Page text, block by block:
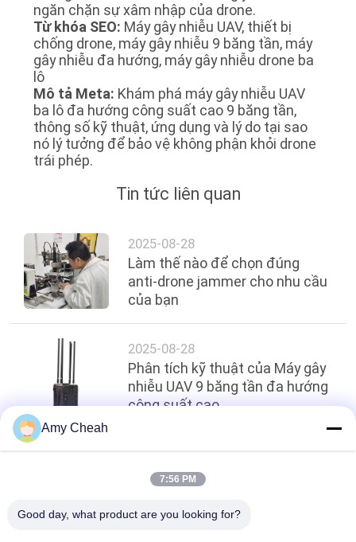
PRIVACY
POLICY
ngăn chặn sự xâm nhập của drone.
Từ khóa SEO: Máy gây nhiễu UAV, thiết bị
chống drone, máy gây nhiễu 9 băng tần, máy
gây nhiễu đa hướng, máy gây nhiễu drone ba
lô
Mô tả Meta: Khám phá máy gây nhiễu UAV
ba lô đa hướng công suất cao 9 băng tần,
thông số kỹ thuật, ứng dụng và lý do tại sao
nó lý tưởng để bảo vệ không phận khỏi drone
trái phép.
Tin tức liên quan
2025-08-28
Làm thế nào để chọn đúng
anti-drone jammer cho nhu cầu
của bạn
2025-08-28
Phân tích kỹ thuật của Máy gây
nhiễu UAV 9 băng tần đa hướng
công suất cao
Hàng đầu
Amy Cheah
7:56 PM
Good day, what product are you looking for?